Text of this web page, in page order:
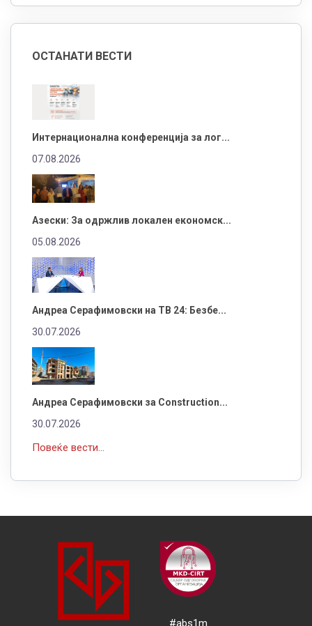
ОСТАНАТИ ВЕСТИ
Интернационална конференција за лог...
07.08.2026
Азески: За одржлив локален економск...
05.08.2026
Андреа Серафимовски на ТВ 24: Безбе...
30.07.2026
Андреа Серафимовски за Construction...
30.07.2026
Повеќе вести...
#abs1m